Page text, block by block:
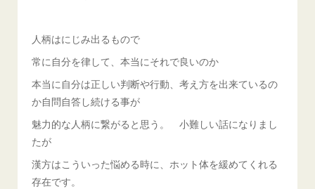
人柄はにじみ出るもので
常に自分を律して、本当にそれで良いのか
本当に自分は正しい判断や行動、考え方を出来ているの
か自問自答し続ける事が
魅力的な人柄に繋がると思う。 小難しい話になりまし
たが
漢方はこういった悩める時に、ホット体を緩めてくれる
存在です。